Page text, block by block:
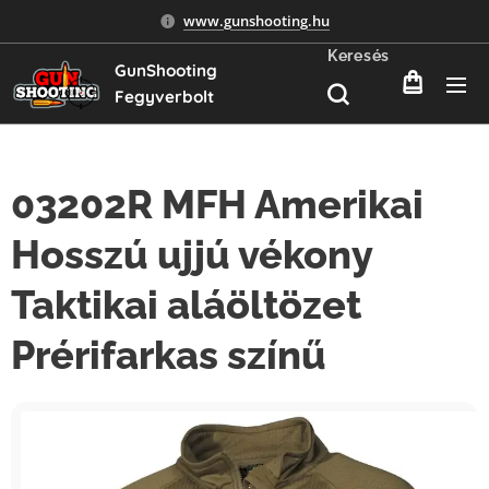
www.gunshooting.hu
GunShooting
Fegyverbolt
Keresés
03202R MFH Amerikai
Hosszú ujjú vékony
Taktikai aláöltözet
Prérifarkas színű